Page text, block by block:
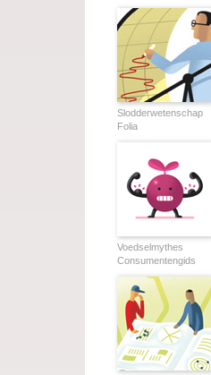
Slodderwetenschap
Folia
Voedselmythes
Consumentengids